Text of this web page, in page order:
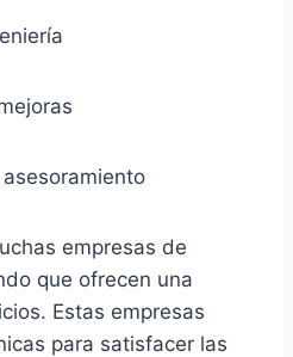
empresas de
que ofrecen una
Estas empresas
para satisfacer las